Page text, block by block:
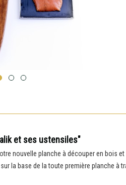
et ses ustensiles"
nouvelle planche à découper en bois
la base de la toute première planche à